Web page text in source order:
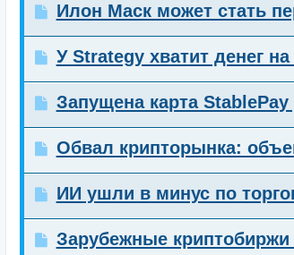
Илон Маск может стать
У Strategy хватит денег
Запущена карта
Обвал крипторынка:
ИИ ушли в минус по
Зарубежные криптобиржи